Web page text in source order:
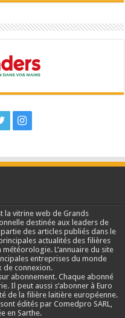
la vitrine web de Grands
destinée aux leaders de
des articles publiés dans le
actualités des filières
L’annuaire du site
entreprises du monde
de connexion.
abonnement. Chaque abonné
Il peut aussi s’abonner à Euro
de la filière laitière européenne.
édités par Comedpro SARL,
en Sarthe.